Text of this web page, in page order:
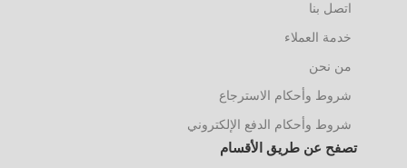
اتصل بنا
خدمة العملاء
من نحن
شروط وأحكام الاسترجاع
شروط وأحكام الدفع الإلكتروني
تصفح عن طريق الأقسام